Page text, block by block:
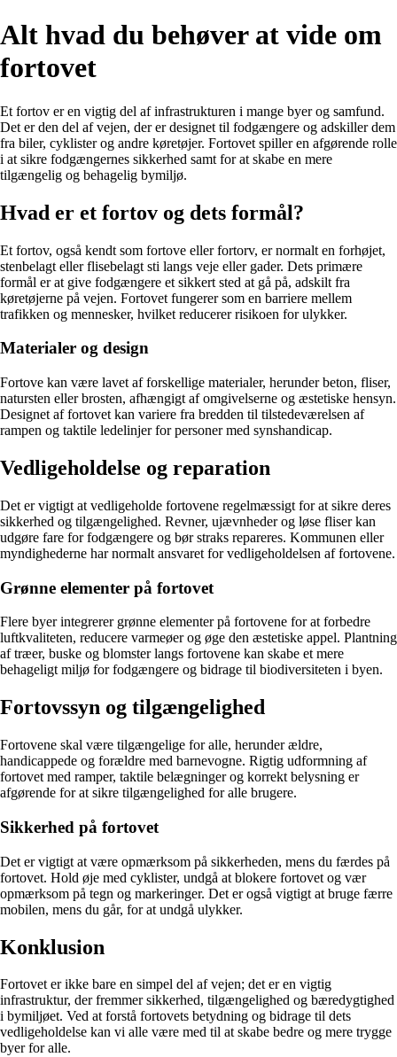
Alt hvad du behøver at vide om
fortovet
Et fortov er en vigtig del af infrastrukturen i mange byer og samfund.
Det er den del af vejen, der er designet til fodgængere og adskiller dem
fra biler, cyklister og andre køretøjer. Fortovet spiller en afgørende rolle
i at sikre fodgængernes sikkerhed samt for at skabe en mere
tilgængelig og behagelig bymiljø.
Hvad er et fortov og dets formål?
Et fortov, også kendt som fortove eller fortorv, er normalt en forhøjet,
stenbelagt eller flisebelagt sti langs veje eller gader. Dets primære
formål er at give fodgængere et sikkert sted at gå på, adskilt fra
køretøjerne på vejen. Fortovet fungerer som en barriere mellem
trafikken og mennesker, hvilket reducerer risikoen for ulykker.
Materialer og design
Fortove kan være lavet af forskellige materialer, herunder beton, fliser,
natursten eller brosten, afhængigt af omgivelserne og æstetiske hensyn.
Designet af fortovet kan variere fra bredden til tilstedeværelsen af ​​
rampen og taktile ledelinjer for personer med synshandicap.
Vedligeholdelse og reparation
Det er vigtigt at vedligeholde fortovene regelmæssigt for at sikre deres
sikkerhed og tilgængelighed. Revner, ujævnheder og løse fliser kan
udgøre fare for fodgængere og bør straks repareres. Kommunen eller
myndighederne har normalt ansvaret for vedligeholdelsen af fortovene.
Grønne elementer på fortovet
Flere byer integrerer grønne elementer på fortovene for at forbedre
luftkvaliteten, reducere varmeøer og øge den æstetiske appel. Plantning
af træer, buske og blomster langs fortovene kan skabe et mere
behageligt miljø for fodgængere og bidrage til biodiversiteten i byen.
Fortovssyn og tilgængelighed
Fortovene skal være tilgængelige for alle, herunder ældre,
handicappede og forældre med barnevogne. Rigtig udformning af
fortovet med ramper, taktile belægninger og korrekt belysning er
afgørende for at sikre tilgængelighed for alle brugere.
Sikkerhed på fortovet
Det er vigtigt at være opmærksom på sikkerheden, mens du færdes på
fortovet. Hold øje med cyklister, undgå at blokere fortovet og vær
opmærksom på tegn og markeringer. Det er også vigtigt at bruge færre
mobilen, mens du går, for at undgå ulykker.
Konklusion
Fortovet er ikke bare en simpel del af vejen; det er en vigtig
infrastruktur, der fremmer sikkerhed, tilgængelighed og bæredygtighed
i bymiljøet. Ved at forstå fortovets betydning og bidrage til dets
vedligeholdelse kan vi alle være med til at skabe bedre og mere trygge
byer for alle.